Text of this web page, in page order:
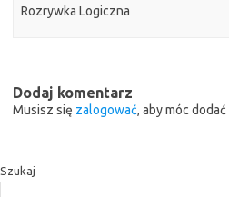
Rozrywka Logiczna
Dodaj komentarz
Musisz się zalogować, aby móc
Szukaj